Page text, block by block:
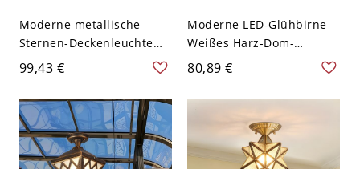
Moderne metallische
Sternen-Deckenleuchte
mit klarem Glasschirm,
Halbflächenmontage -
Matt Weiß 110V-120V
99,43 €
Moderne LED-Glühbirne
Weißes Harz-Dom-
Deckenleuchte mit
120V 36,83 cm Warm
80,89 €